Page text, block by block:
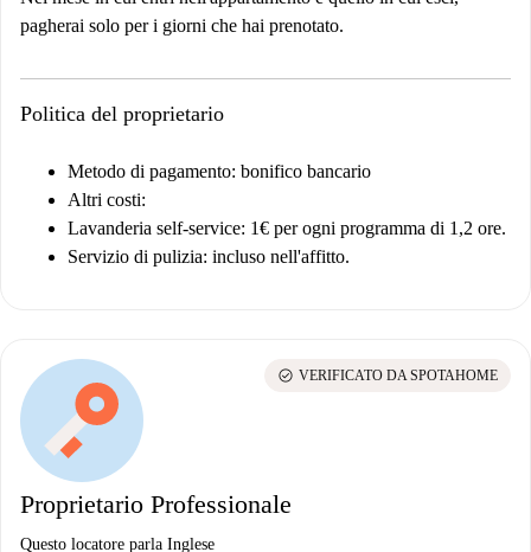
pagherai solo per i giorni che hai prenotato.
Politica del proprietario
Metodo di pagamento: bonifico bancario
Altri costi:
Lavanderia self-service: 1€ per ogni programma di 1,2 ore.
Servizio di pulizia: incluso nell'affitto.
Proprietario Professionale
Questo locatore parla Inglese
check_circle VERIFICATO DA SPOTAHOME